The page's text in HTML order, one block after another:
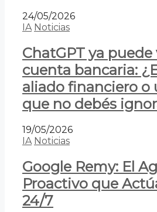
24/05/2026
IA Noticias
ChatGPT ya puede
cuenta bancaria:
aliado financiero o
que no debés
19/05/2026
IA Noticias
Google Remy: El
Proactivo que
24/7